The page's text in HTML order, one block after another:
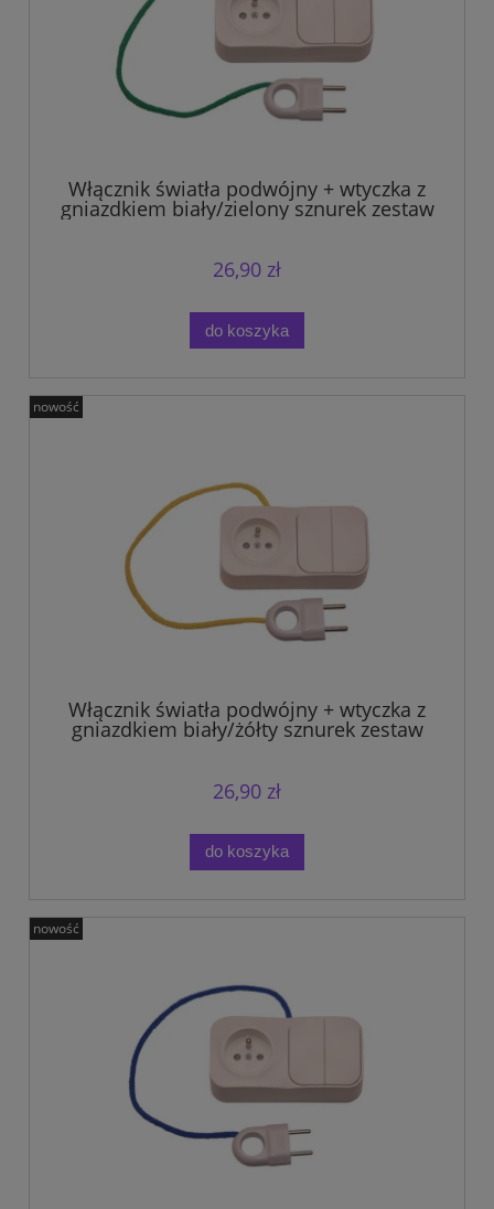
Włącznik światła podwójny + wtyczka z
gniazdkiem biały/zielony sznurek zestaw
na tablicę manipulacyjną.
26,90 zł
do koszyka
Włącznik światła podwójny + wtyczka z
gniazdkiem biały/żółty sznurek zestaw
na tablicę manipulacyjną.
26,90 zł
do koszyka
nowość
nowość